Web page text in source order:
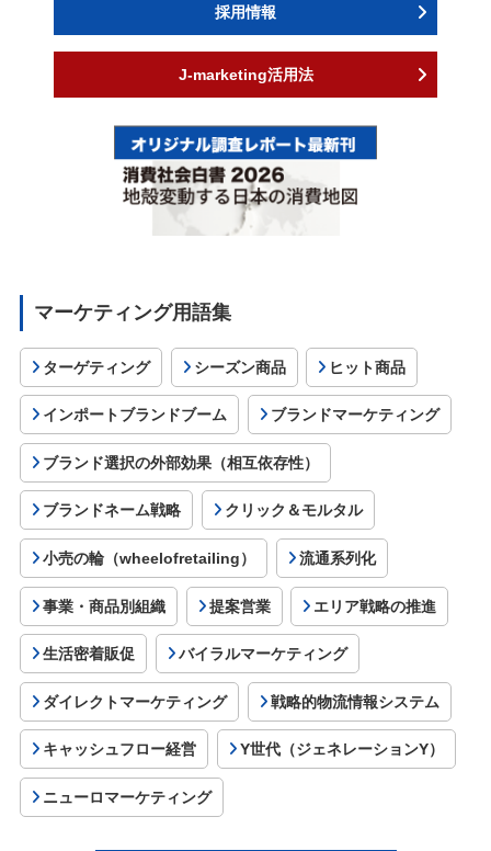
採用情報
J-marketing活用法
マーケティング用語集
ターゲティング シーズン商品 ヒット商品
インポートブランドブーム ブランドマーケティング
ブランド選択の外部効果（相互依存性）
ブランドネーム戦略 クリック＆モルタル
小売の輪（wheelofretailing） 流通系列化
事業・商品別組織 提案営業 エリア戦略の推進
生活密着販促 バイラルマーケティング
ダイレクトマーケティング 戦略的物流情報システム
キャッシュフロー経営 Y世代（ジェネレーションY）
ニューロマーケティング